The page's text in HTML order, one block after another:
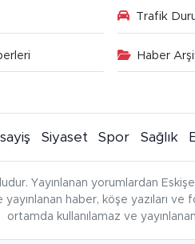
Trafik
Haber
Siyaset Spor Sağlık
Yayınlanan yorumlardan
haber, köşe yazıları
ortamda kullanılamaz ve